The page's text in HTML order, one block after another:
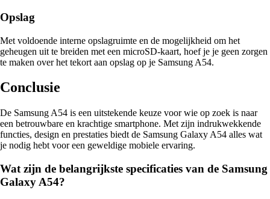
Opslag
Met voldoende interne opslagruimte en de mogelijkheid om het
geheugen uit te breiden met een microSD-kaart, hoef je je geen zorgen
te maken over het tekort aan opslag op je Samsung A54.
Conclusie
De Samsung A54 is een uitstekende keuze voor wie op zoek is naar
een betrouwbare en krachtige smartphone. Met zijn indrukwekkende
functies, design en prestaties biedt de Samsung Galaxy A54 alles wat
je nodig hebt voor een geweldige mobiele ervaring.
Wat zijn de belangrijkste specificaties van de Samsung
Galaxy A54?